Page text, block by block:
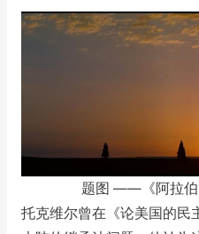
题图 ——《阿拉伯
托克维尔曾在《论美国的民